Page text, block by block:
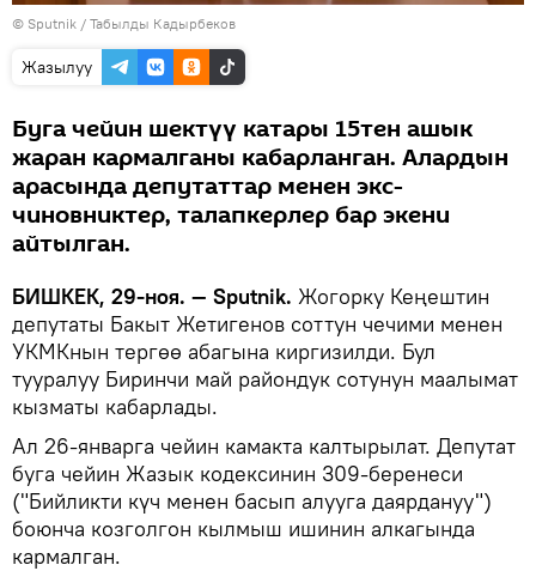
© Sputnik / Табылды Кадырбеков
Жазылуу
Буга чейин шектүү катары 15тен ашык
жаран кармалганы кабарланган. Алардын
арасында депутаттар менен экс-
чиновниктер, талапкерлер бар экени
айтылган.
БИШКЕК, 29-ноя. — Sputnik. Жогорку Кеңештин
депутаты Бакыт Жетигенов соттун чечими менен
УКМКнын тергөө абагына киргизилди. Бул
тууралуу Биринчи май райондук сотунун маалымат
кызматы кабарлады.
Ал 26-январга чейин камакта калтырылат. Депутат
буга чейин Жазык кодексинин 309-беренеси
("Бийликти күч менен басып алууга даярдануу")
боюнча козголгон кылмыш ишинин алкагында
кармалган.